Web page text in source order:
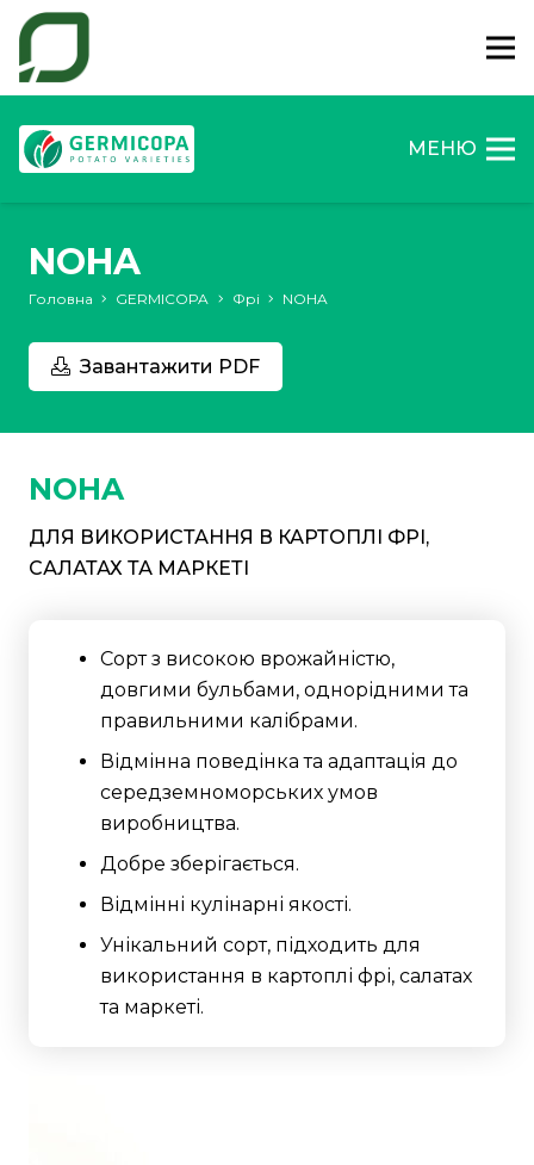
МЕНЮ
NOHA
Головна GERMICOPA Фрі NOHA
Завантажити PDF
NOHA
ДЛЯ ВИКОРИСТАННЯ В КАРТОПЛІ ФРІ,
САЛАТАХ ТА МАРКЕТІ
Сорт з високою врожайністю,
довгими бульбами, однорідними та
правильними калібрами.
Відмінна поведінка та адаптація до
середземноморських умов
виробництва.
Добре зберігається.
Відмінні кулінарні якості.
Унікальний сорт, підходить для
використання в картоплі фрі, салатах
та маркеті.